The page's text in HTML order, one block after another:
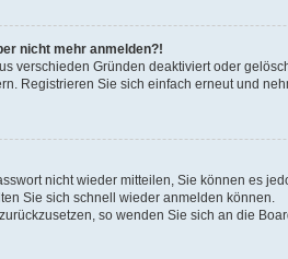
nicht mehr anmelden?!
verschieden Gründen deaktiviert oder
Registrieren Sie sich einfach erneut und
nicht wieder mitteilen, Sie können es
Sie sich schnell wieder anmelden können.
so wenden Sie sich an die